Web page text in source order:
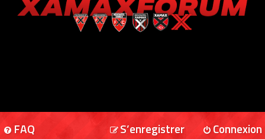
XAMAXFORUM
FAQ Connexion
S’enregistrer